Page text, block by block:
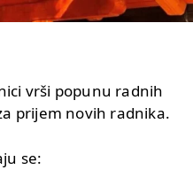
vrši popunu radnih
prijem novih radnika.
se: